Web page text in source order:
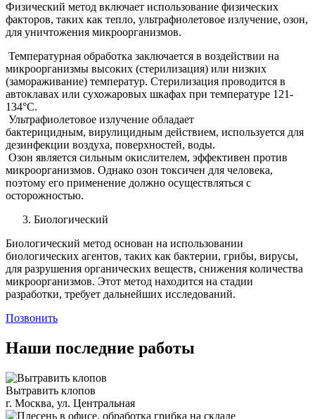
Физический метод включает использование физических
факторов, таких как тепло, ультрафиолетовое излучение, озон,
для уничтожения микроорганизмов.
Температурная обработка заключается в воздействии на
микроорганизмы высоких (стерилизация) или низких
(замораживание) температур. Стерилизация проводится в
автоклавах или сухожаровых шкафах при температуре 121-
134°C.
Ультрафиолетовое излучение обладает
бактерицидным, вирулицидным действием, используется для
дезинфекции воздуха, поверхностей, воды.
Озон является сильным окислителем, эффективен против
микроорганизмов. Однако озон токсичен для человека,
поэтому его применение должно осуществляться с
осторожностью.
Биологический
Биологический метод основан на использовании
биологических агентов, таких как бактерии, грибы, вирусы,
для разрушения органических веществ, снижения количества
микроорганизмов. Этот метод находится на стадии
разработки, требует дальнейших исследований.
Позвонить
Наши последние работы
Вытравить клопов
г. Москва, ул. Центральная